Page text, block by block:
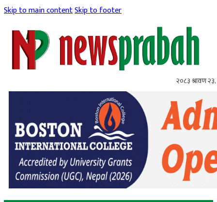
Skip to main contentSkip to footer
२०८३ श्रावण २३,